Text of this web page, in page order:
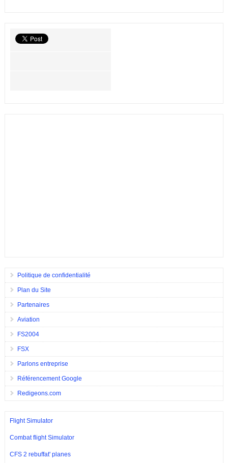
Politique de confidentialité
Plan du Site
Partenaires
Aviation
FS2004
FSX
Parlons entreprise
Référencement Google
Redigeons.com
Flight Simulator
Combat flight Simulator
CFS 2 rebuffat' planes